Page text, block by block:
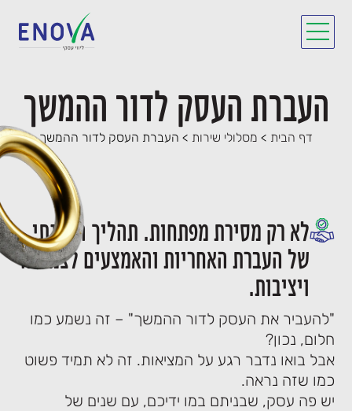
העברת העסק לדור ההמשך
דף הבית > מסלולי שירות > העברת העסק לדור ההמשך
לא רק מסירת מפתחות. תהליך הדרגתי
של העברת האחריות והאמצעים לצמיחה
ויציבות.
"להעביר את העסק לדור ההמשך" – זה נשמע כמו
חלום, נכון?
אבל בואו נדבר רגע על המציאות. זה לא תמיד פשוט
כמו שזה נראה.
יש פה עסק, שבניתם במו ידיכם, עם שנים של